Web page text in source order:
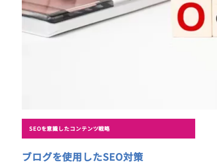
SEOを意識したコンテンツ戦略
ブログを使用したSEO対策